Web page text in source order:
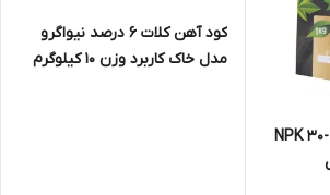
کود کامل نیواگرو مدل NPK 30-
کود آهن کلات 6 درصد نیواگرو
مدل خاک کاربرد وزن 10 کیلوگرم